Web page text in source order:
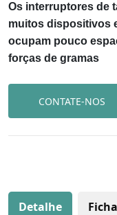
Os interruptores de
muitos dispositivos
ocupam pouco
forças de gramas
CONTATE-NOS
Detalhe